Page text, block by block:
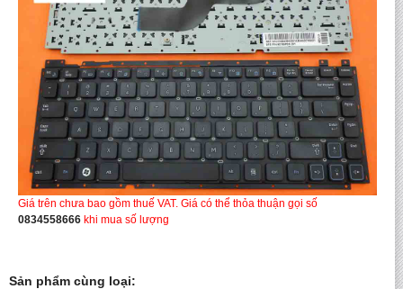
Giá trên chưa bao gồm thuế VAT. Giá có thể thỏa thuận gọi số
0834558666 khi mua số lượng
Sản phẩm cùng loại: